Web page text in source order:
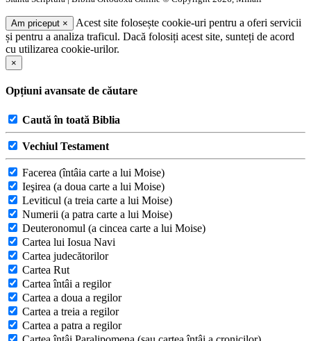
Am priceput ×
Acest site folosește cookie-uri pentru a oferi servicii
și pentru a analiza traficul. Dacă folosiți acest site, sunteți de acord
cu utilizarea cookie-urilor.
×
Opțiuni avansate de căutare
Caută în toată Biblia
Vechiul Testament
Facerea (întâia carte a lui Moise)
Ieşirea (a doua carte a lui Moise)
Leviticul (a treia carte a lui Moise)
Numerii (a patra carte a lui Moise)
Deuteronomul (a cincea carte a lui Moise)
Cartea lui Iosua Navi
Cartea judecătorilor
Cartea Rut
Cartea întâi a regilor
Cartea a doua a regilor
Cartea a treia a regilor
Cartea a patra a regilor